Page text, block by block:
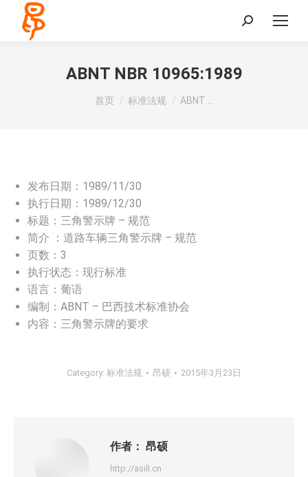
Search:
ABNT NBR 10965:1989
您在这里：
首页 标准法规 ABNT …
发布日期：1989/11/30
执行日期：1989/12/30
标题：三角警示牌 – 规范
简介 ：道路车辆三角警示牌 – 规范
页数：3
执行状态：现行标准
语言：葡语
编制：ABNT – 巴西技术标准协会
内容：三角警示牌的要求
Category: 标准法规 昂硕 2015年3月23日
作者： 昂硕
http://asill.cn